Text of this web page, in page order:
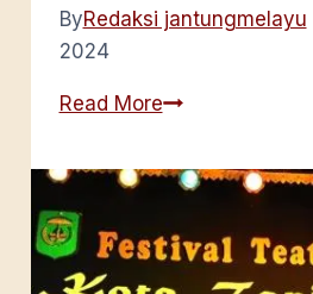
ByRedaksi jantungmelayu
2024
Read MoreHang